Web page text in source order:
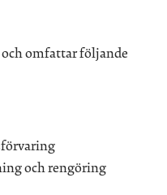
omfattar följande
och rengöring